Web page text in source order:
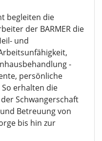
begleiten die
der BARMER die
und
-
persönliche
erhalten die
Schwangerschaft
Betreuung von
bis hin zur